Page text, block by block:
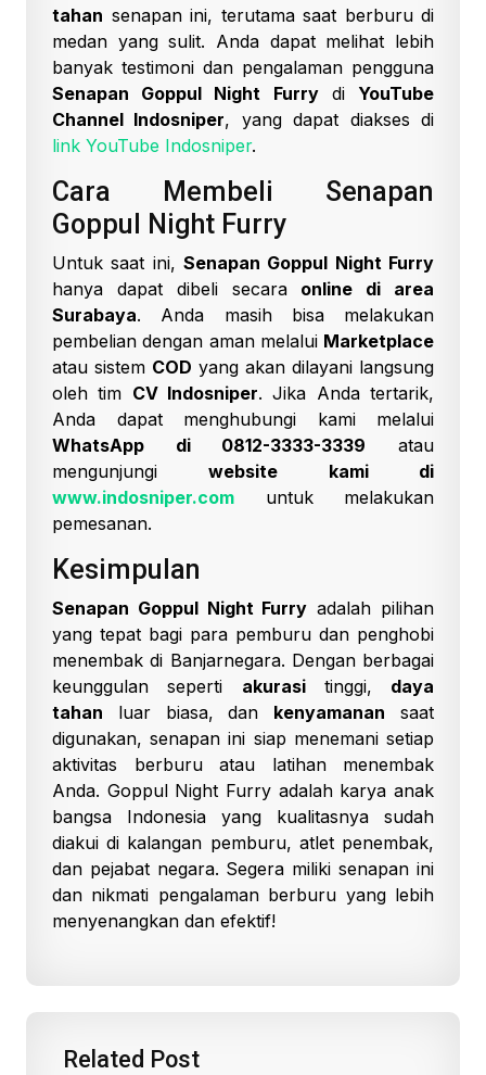
tahan senapan ini, terutama saat berburu di
medan yang sulit. Anda dapat melihat lebih
banyak testimoni dan pengalaman pengguna
Senapan Goppul Night Furrydi YouTube
Channel Indosniper, yang dapat diakses di
link YouTube Indosniper.
Cara Membeli Senapan
Goppul Night Furry
Untuk saat ini, Senapan Goppul Night Furry
hanya dapat dibeli secara online di area
Surabaya. Anda masih bisa melakukan
pembelian dengan aman melalui Marketplace
atau sistem COD yang akan dilayani langsung
oleh tim CV Indosniper. Jika Anda tertarik,
Anda dapat menghubungi kami melalui
WhatsApp di 0812-3333-3339 atau
mengunjungiwebsite kami di
www.indosniper.com untuk melakukan
pemesanan.
Kesimpulan
Senapan Goppul Night Furry adalah pilihan
yang tepat bagi para pemburu dan penghobi
menembak di Banjarnegara. Dengan berbagai
keunggulan seperti akurasitinggi, daya
tahan luar biasa, dan kenyamanan saat
digunakan, senapan ini siap menemani setiap
aktivitas berburu atau latihan menembak
Anda. Goppul Night Furry adalah karya anak
bangsa Indonesia yang kualitasnya sudah
diakui di kalangan pemburu, atlet penembak,
dan pejabat negara. Segera miliki senapan ini
dan nikmati pengalaman berburu yang lebih
menyenangkan dan efektif!
Related Post